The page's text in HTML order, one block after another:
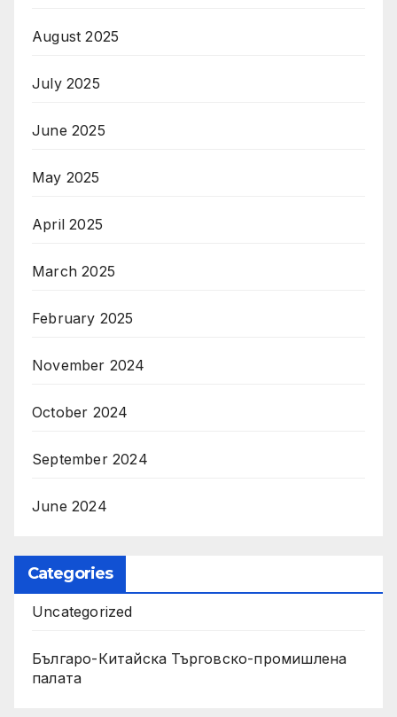
August 2025
July 2025
June 2025
May 2025
April 2025
March 2025
February 2025
November 2024
October 2024
September 2024
June 2024
Categories
Uncategorized
Българо-Китайска Търговско-промишлена
палaта